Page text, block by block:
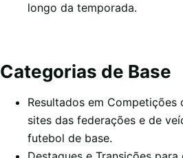
longo da temporada.
Categorias de Base
Resultados em Competições
sites das federações e de
futebol de base.